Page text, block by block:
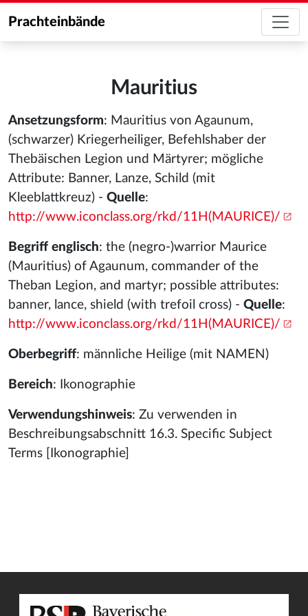
Prachteinbände
Mauritius
Ansetzungsform: Mauritius von Agaunum,
(schwarzer) Kriegerheiliger, Befehlshaber der
Thebäischen Legion und Märtyrer; mögliche
Attribute: Banner, Lanze, Schild (mit
Kleeblattkreuz) - Quelle:
http://www.iconclass.org/rkd/11H(MAURICE)/
Begriff englisch: the (negro-)warrior Maurice
(Mauritius) of Agaunum, commander of the
Theban Legion, and martyr; possible attributes:
banner, lance, shield (with trefoil cross) - Quelle:
http://www.iconclass.org/rkd/11H(MAURICE)/
Oberbegriff: männliche Heilige (mit NAMEN)
Bereich: Ikonographie
Verwendungshinweis: Zu verwenden in
Beschreibungsabschnitt 16.3. Specific Subject
Terms [Ikonographie]